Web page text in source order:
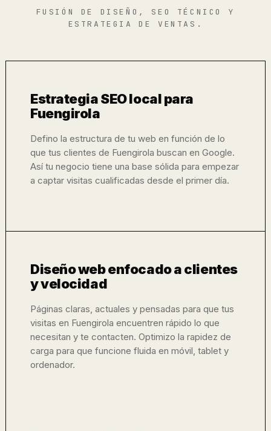
FUSIÓN DE DISEÑO, SEO TÉCNICO Y
ESTRATEGIA DE VENTAS.
Estrategia SEO local para
Fuengirola
Defino la estructura de tu web en función de lo
que tus clientes de Fuengirola buscan en Google.
Así tu negocio tiene una base sólida para empezar
a captar visitas cualificadas desde el primer día.
Diseño web enfocado a clientes
y velocidad
Páginas claras, actuales y pensadas para que tus
visitas en Fuengirola encuentren rápido lo que
necesitan y te contacten. Optimizo la rapidez de
carga para que funcione fluida en móvil, tablet y
ordenador.